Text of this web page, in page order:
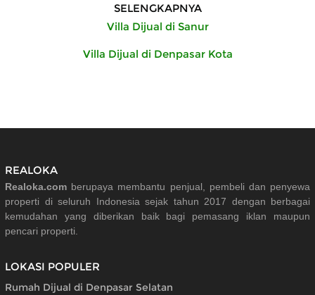
SELENGKAPNYA
Villa Dijual di Sanur
Villa Dijual di Denpasar Kota
REALOKA
Realoka.com berupaya membantu penjual, pembeli dan penyewa
properti di seluruh Indonesia sejak tahun 2017 dengan berbagai
kemudahan yang diberikan baik bagi pemasang iklan maupun
pencari properti.
LOKASI POPULER
Rumah Dijual di Denpasar Selatan